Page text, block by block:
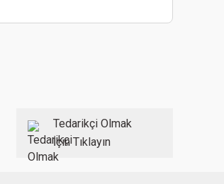
Tedarikçi Olmak
İçin Tıklayın